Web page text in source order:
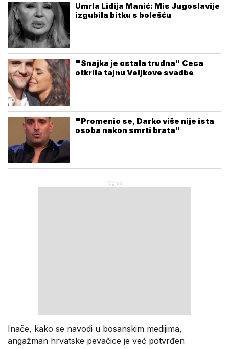
Umrla Lidija Manić: Mis Jugoslavije
izgubila bitku s bolešću
"Snajka je ostala trudna" Ceca
otkrila tajnu Veljkove svadbe
"Promenio se, Darko više nije ista
osoba nakon smrti brata"
Inače, kako se navodi u bosanskim medijima,
angažman hrvatske pevačice je već potvrđen